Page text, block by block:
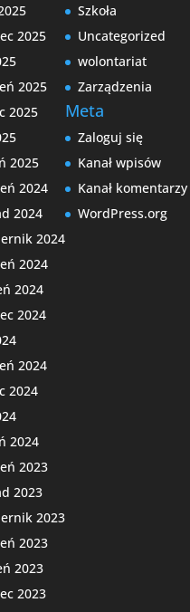
2025
2025
2025
2025
2024
2024
2024
2024
2024
2024
2024
2024
2024
2023
2023
2023
2023
2023
2023
Szkoła
Uncategorized
wolontariat
Zarządzenia
Meta
Zaloguj się
Kanał wpisów
Kanał komentarzy
WordPress.org